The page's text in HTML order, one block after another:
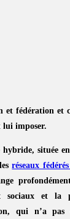
et fédération et
lui imposer.
située
réseaux
sociaux et la
qui n’a pas